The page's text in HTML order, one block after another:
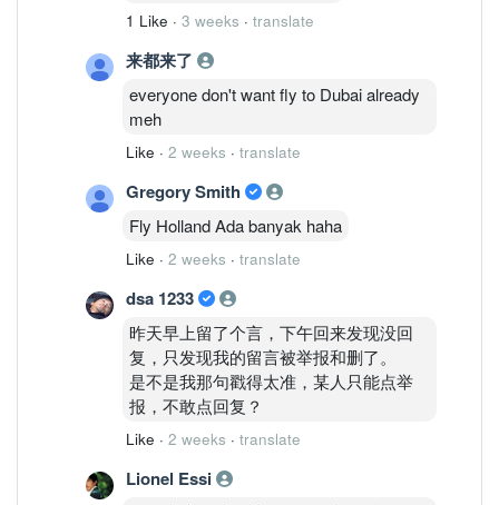
1 Like · 3 weeks · translate
来都来了
everyone don't want fly to Dubai already
meh
Like · 2 weeks · translate
Gregory Smith
Fly Holland Ada banyak haha
Like · 2 weeks · translate
dsa 1233
昨天早上留了个言，下午回来发现没回
复，只发现我的留言被举报和删了。
是不是我那句戳得太准，某人只能点举
报，不敢点回复？
Like · 2 weeks · translate
Lionel Essi